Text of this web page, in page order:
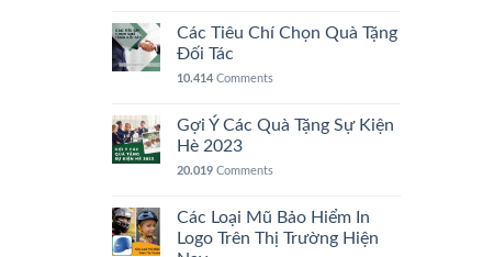
Các Tiêu Chí Chọn Quà Tặng
Đối Tác
10.414 Comments
Gợi Ý Các Quà Tặng Sự Kiện
Hè 2023
20.019 Comments
Các Loại Mũ Bảo Hiểm In
Logo Trên Thị Trường Hiện